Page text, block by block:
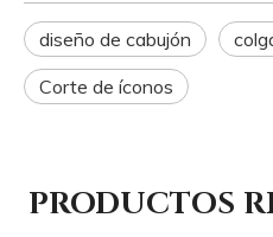
diseño de cabujón
Corte de íconos
PRODUCTOS